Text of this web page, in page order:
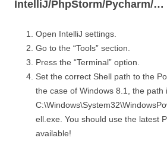
IntelliJ/PhpStorm/Pycharm/…
Open IntelliJ settings.
Go to the “Tools” section.
Press the “Terminal” option.
Set the correct Shell path to the
the case of Windows 8.1, the path
ell.exe. You should use the latest
available!